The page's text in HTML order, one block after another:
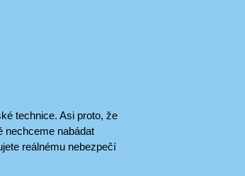
technice. Asi proto, že
nechceme nabádat
reálnému nebezpečí